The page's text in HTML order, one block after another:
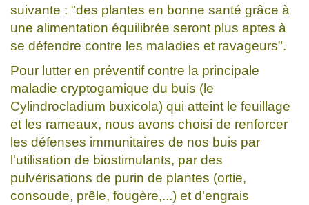
suivante : "des plantes en bonne santé grâce à
une alimentation équilibrée seront plus aptes à
se défendre contre les maladies et ravageurs".
Pour lutter en préventif contre la principale
maladie cryptogamique du buis (le
Cylindrocladium buxicola) qui atteint le feuillage
et les rameaux, nous avons choisi de renforcer
les défenses immunitaires de nos buis par
l'utilisation de biostimulants, par des
pulvérisations de purin de plantes (ortie,
consoude, prêle, fougère,...) et d'engrais